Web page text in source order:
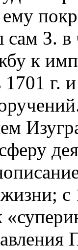
сам З.
к
г.
с